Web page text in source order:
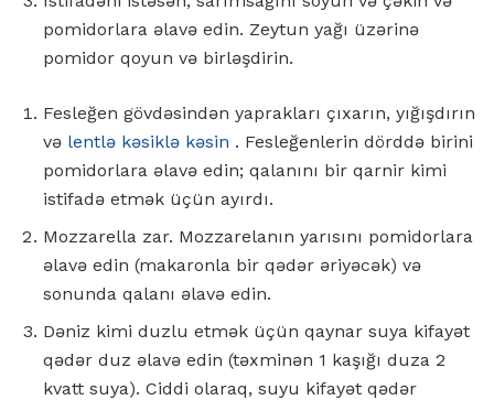
pomidorlara əlavə edin. Zeytun yağı üzərinə
pomidor qoyun və birləşdirin.
Fesleğen gövdəsindən yaprakları çıxarın, yığışdırın
və lentlə kəsiklə kəsin . Fesleğenlerin dörddə birini
pomidorlara əlavə edin; qalanını bir qarnir kimi
istifadə etmək üçün ayırdı.
Mozzarella zar. Mozzarelanın yarısını pomidorlara
əlavə edin (makaronla bir qədər əriyəcək) və
sonunda qalanı əlavə edin.
Dəniz kimi duzlu etmək üçün qaynar suya kifayət
qədər duz əlavə edin (təxminən 1 kaşığı duza 2
kvatt suya). Ciddi olaraq, suyu kifayət qədər